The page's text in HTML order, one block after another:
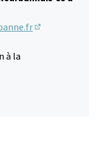
à la